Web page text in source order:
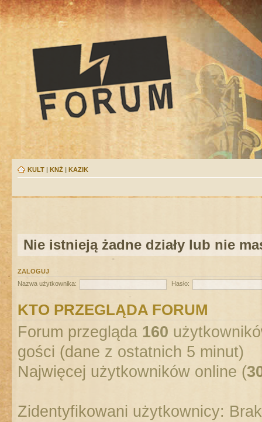
KULT | KNŻ | KAZIK
Nie istnieją żadne działy lub nie
ZALOGUJ
Nazwa użytkownika:
Hasło:
KTO PRZEGLĄDA FORUM
Forum przegląda 160
gości (dane z ostatnich 5 minut)
Najwięcej użytkowników online (
Zidentyfikowani użytkownicy: